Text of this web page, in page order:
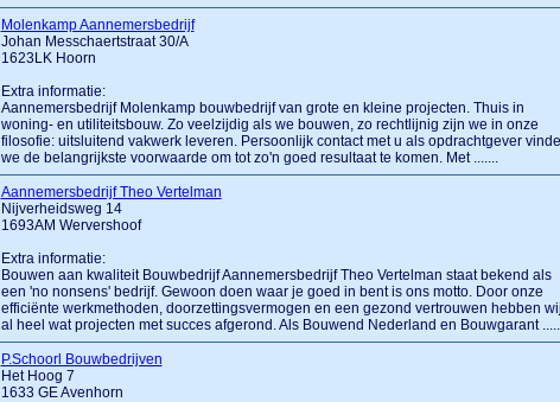
Molenkamp Aannemersbedrijf
Johan Messchaertstraat 30/A
1623LK Hoorn
Extra informatie:
Aannemersbedrijf Molenkamp bouwbedrijf van grote en kleine projecten. Thuis in
woning- en utiliteitsbouw. Zo veelzijdig als we bouwen, zo rechtlijnig zijn we in onze
filosofie: uitsluitend vakwerk leveren. Persoonlijk contact met u als opdrachtgever
we de belangrijkste voorwaarde om tot zo'n goed resultaat te komen. Met .......
Aannemersbedrijf Theo Vertelman
Nijverheidsweg 14
1693AM Wervershoof
Extra informatie:
Bouwen aan kwaliteit Bouwbedrijf Aannemersbedrijf Theo Vertelman staat bekend als
een 'no nonsens' bedrijf. Gewoon doen waar je goed in bent is ons motto. Door onze
efficiënte werkmethoden, doorzettingsvermogen en een gezond vertrouwen hebben
al heel wat projecten met succes afgerond. Als Bouwend Nederland en Bouwgarant
P.Schoorl Bouwbedrijven
Het Hoog 7
1633 GE Avenhorn